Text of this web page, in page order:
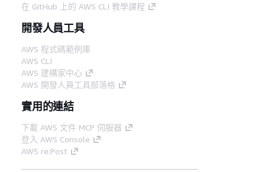
在 GitHub 上的 AWS CLI 教學課程
開發人員工具
AWS 程式碼範例庫
AWS CLI
AWS 建構家中心
AWS 開發人員工具部落格
實用的連結
下載 AWS 文件 MCP 伺服器
登入 AWS Console
AWS re:Post